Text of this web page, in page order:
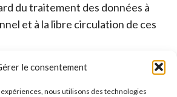
le consentement
nous utilisons des technologies
du traitement des données à
et à la libre circulation de ces